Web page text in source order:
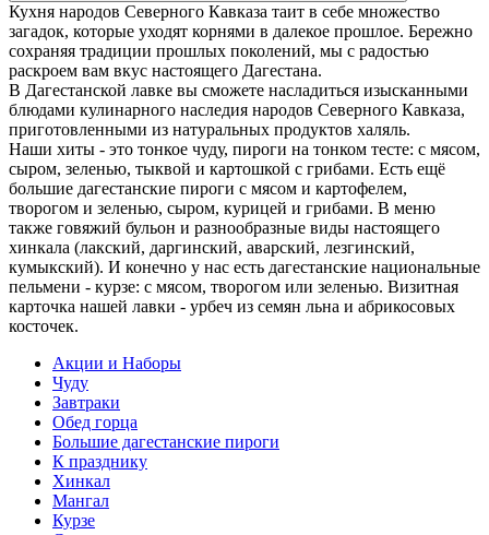
Кухня народов Северного Кавказа таит в себе множество
загадок, которые уходят корнями в далекое прошлое. Бережно
сохраняя традиции прошлых поколений, мы с радостью
раскроем вам вкус настоящего Дагестана.
В Дагестанской лавке вы сможете насладиться изысканными
блюдами кулинарного наследия народов Северного Кавказа,
приготовленными из натуральных продуктов халяль.
Наши хиты - это тонкое чуду, пироги на тонком тесте: с мясом,
сыром, зеленью, тыквой и картошкой с грибами. Есть ещё
большие дагестанские пироги с мясом и картофелем,
творогом и зеленью, сыром, курицей и грибами. В меню
также говяжий бульон и разнообразные виды настоящего
хинкала (лакский, даргинский, аварский, лезгинский,
кумыкский). И конечно у нас есть дагестанские национальные
пельмени - курзе: с мясом, творогом или зеленью. Визитная
карточка нашей лавки - урбеч из семян льна и абрикосовых
косточек.
Акции и Наборы
Чуду
Завтраки
Обед горца
Большие дагестанские пироги
К празднику
Хинкал
Мангал
Курзе